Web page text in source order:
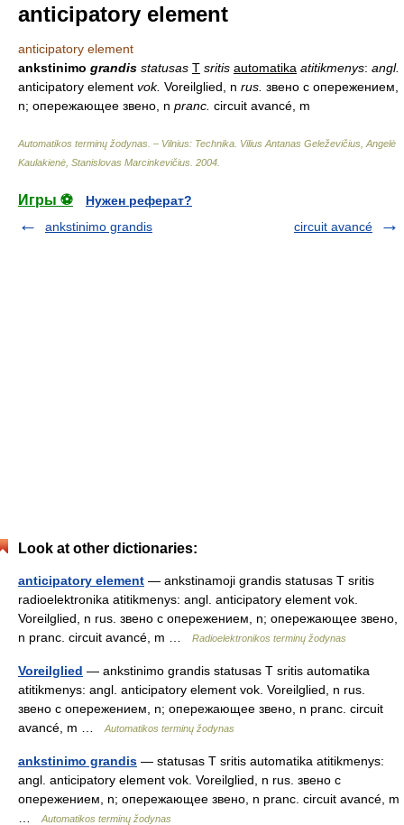
anticipatory element
anticipatory element
ankstinimo grandis statusas T sritis automatika atitikmenys: angl.
anticipatory element vok. Voreilglied, n rus. звено с опережением,
n; опережающее звено, n pranc. circuit avancé, m
Automatikos terminų žodynas. – Vilnius: Technika Vilius Antanas Geleževičius, Angelė
Kaulakienė, Stanislovas Marcinkevičius 2004
Игры ⚽
Нужен реферат?
ankstinimo grandis
circuit avancé
Look at other dictionaries:
anticipatory element — ankstinamoji grandis statusas T sritis
radioelektronika atitikmenys: angl. anticipatory element vok.
Voreilglied, n rus. звено с опережением, n; опережающее звено,
n pranc. circuit avancé, m …
Radioelektronikos terminų žodynas
Voreilglied — ankstinimo grandis statusas T sritis automatika
atitikmenys: angl. anticipatory element vok. Voreilglied, n rus.
звено с опережением, n; опережающее звено, n pranc. circuit
avancé, m …
Automatikos terminų žodynas
ankstinimo grandis — statusas T sritis automatika atitikmenys:
angl. anticipatory element vok. Voreilglied, n rus. звено с
опережением, n; опережающее звено, n pranc. circuit avancé, m
Automatikos terminų žodynas